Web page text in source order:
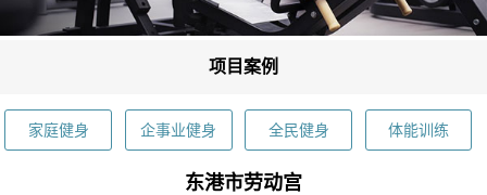
项目案例
家庭健身 企事业健身 全民健身 体能训练
东港市劳动宫